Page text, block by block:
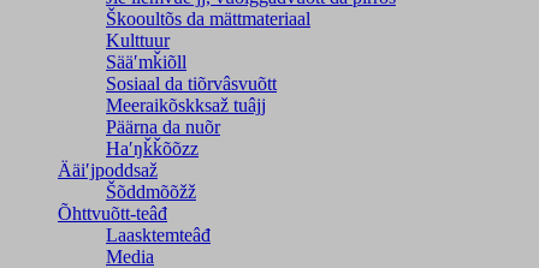
Škooultõs da mättmateriaal
Kulttuur
Sääʹmǩiõll
Sosiaal da tiõrvâsvuõtt
Meeraikõskksaž tuâjj
Päärna da nuõr
Haʹŋǩǩõõzz
Ääiʹjpoddsaž
Šõddmõõžž
Õhttvuõtt-teâđ
Laasktemteâđ
Media